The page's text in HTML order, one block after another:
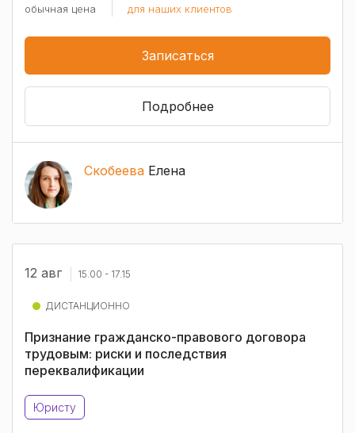
обычная цена для наших клиентов
Записаться
Подробнее
Скобеева Елена
12 авг 15.00 - 17.15
ДИСТАНЦИОННО
Признание гражданско-правового договора
трудовым: риски и последствия
переквалификации
Юристу